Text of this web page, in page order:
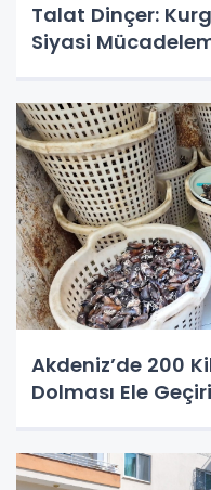
Talat Dinçer:
Siyasi
Akdeniz’de 200
Dolması Ele